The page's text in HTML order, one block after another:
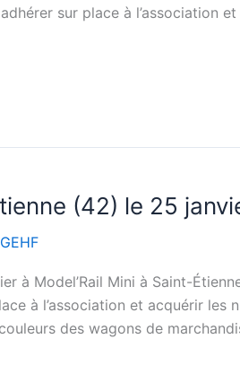
sur place à l’association
(42) le 25
GEHF
à Model’Rail Mini à Saint-
à l’association et acquérir les
des wagons de